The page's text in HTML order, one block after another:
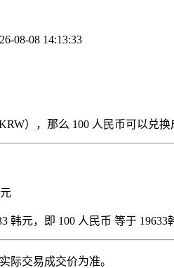
08-08 14:13:33
），那么 100 人民币可以兑换
元，即 100 人民币 等于 19633
际交易成交价为准。